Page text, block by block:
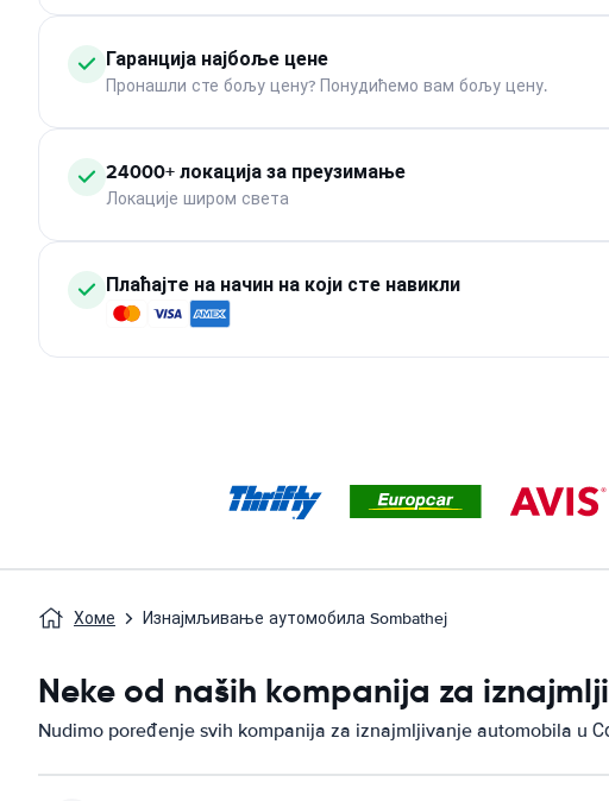
Гаранција најбоље цене
Пронашли сте бољу цену? Понудићемо вам бољу цену.
24000+ локација за преузимање
Локације широм света
Плаћајте на начин на који сте навикли
Хоме Изнајмљивање аутомобила Sombathej
Neke od naših kompanija za
Nudimo poređenje svih kompanija za iznajmljivanje automobila u